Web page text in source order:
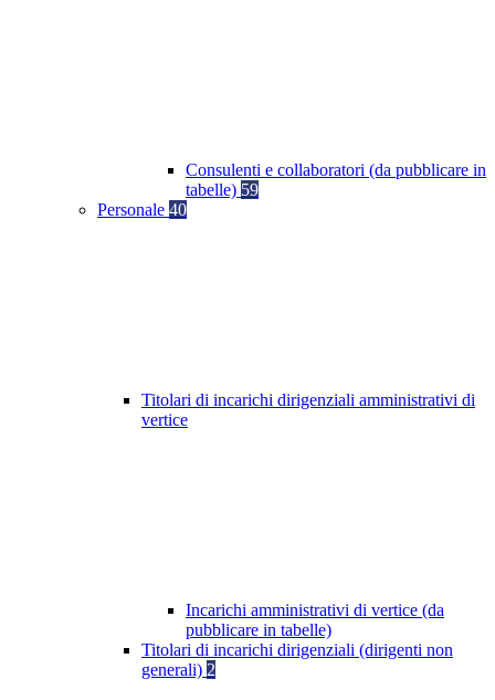
Consulenti e collaboratori (da pubblicare in
tabelle) 59
Personale 40
Titolari di incarichi dirigenziali amministrativi di
vertice
Incarichi amministrativi di vertice (da
pubblicare in tabelle)
Titolari di incarichi dirigenziali (dirigenti non
generali) 2